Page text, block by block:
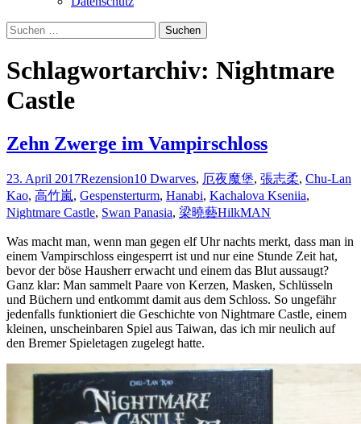
Suchen
nach:
Schlagwortarchiv: Nightmare
Castle
Zehn Zwerge im Vampirschloss
23. April 2017Rezension10 Dwarves, 厄夜魔堡, 張志柔, Chu-Lan
Kao, 高竹嵐, Gespensterturm, Hanabi, Kachalova Kseniia,
Nightmare Castle, Swan Panasia, 梁曉藝HilkMAN
Was macht man, wenn man gegen elf Uhr nachts merkt, dass man in
einem Vampirschloss eingesperrt ist und nur eine Stunde Zeit hat,
bevor der böse Hausherr erwacht und einem das Blut aussaugt?
Ganz klar: Man sammelt Paare von Kerzen, Masken, Schlüsseln
und Büchern und entkommt damit aus dem Schloss. So ungefähr
jedenfalls funktioniert die Geschichte von Nightmare Castle, einem
kleinen, unscheinbaren Spiel aus Taiwan, das ich mir neulich auf
den Bremer Spieletagen zugelegt hatte.